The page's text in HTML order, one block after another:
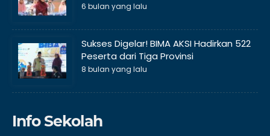
6 bulan yang lalu
Sukses Digelar! BIMA AKSI Hadirkan 522
Peserta dari Tiga Provinsi
8 bulan yang lalu
Info Sekolah